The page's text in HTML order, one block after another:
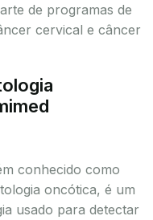
de programas de
cervical e câncer
conhecido como
oncótica, é um
usado para detectar